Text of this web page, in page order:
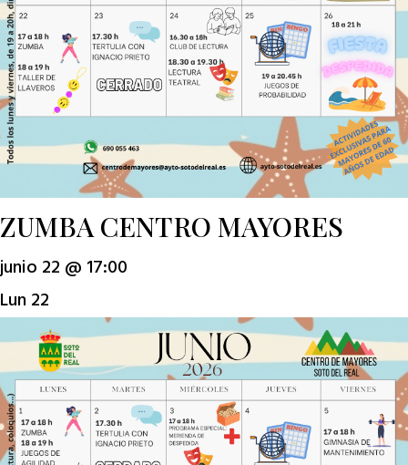
ZUMBA CENTRO MAYORES
junio 22 @ 17:00
Lun 22